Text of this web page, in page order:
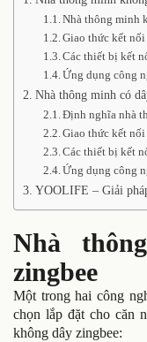
Nhà thông minh
Giao thức kết
Các thiết bị kết
Ứng dụng công
Nhà thông minh có
Định nghĩa nhà
Giao thức kết
Các thiết bị kết
Ứng dụng công
YOOLIFE – Giải
Nhà
zingbee
Một trong hai công
chọn lắp đặt cho căn
không dây zingbee: